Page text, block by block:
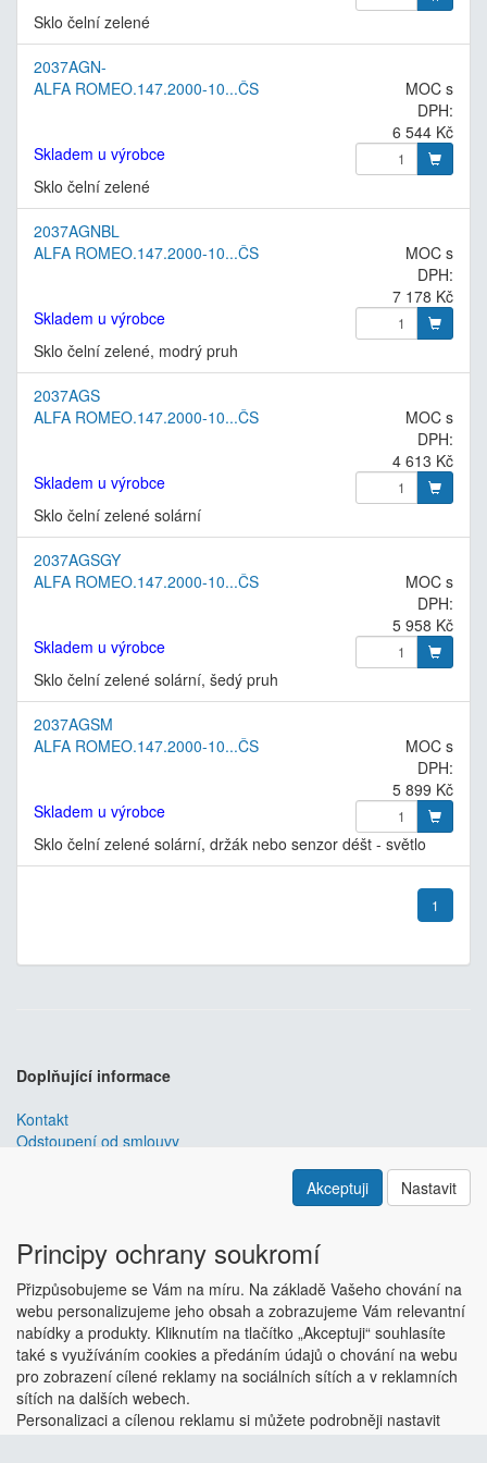
Sklo čelní zelené
2037AGN-
ALFA ROMEO.147.2000-10...ČS
MOC s
DPH:
6 544 Kč
Skladem u výrobce
Sklo čelní zelené
2037AGNBL
ALFA ROMEO.147.2000-10...ČS
MOC s
DPH:
7 178 Kč
Skladem u výrobce
Sklo čelní zelené, modrý pruh
2037AGS
ALFA ROMEO.147.2000-10...ČS
MOC s
DPH:
4 613 Kč
Skladem u výrobce
Sklo čelní zelené solární
2037AGSGY
ALFA ROMEO.147.2000-10...ČS
MOC s
DPH:
5 958 Kč
Skladem u výrobce
Sklo čelní zelené solární, šedý pruh
2037AGSM
ALFA ROMEO.147.2000-10...ČS
MOC s
DPH:
5 899 Kč
Skladem u výrobce
Sklo čelní zelené solární, držák nebo senzor déšt - světlo
1
Doplňující informace
Kontakt
Odstoupení od smlouvy
je nejlepším řešením e-commerce pro informační
ESHOP dodáváme předpřipravený s uživatelsky příjemnou
responzivní šablonou, která se dá upravit a optimalizovat na míru.
Hlavní výhody? Přehlednost, intuitivní ovládání, administrace a
data ve Vaší ABŘE. Chci zjistit více
Copyright © ABRA Software a.s. 2018
Akceptuji Nastavit
Principy ochrany soukromí
Přizpůsobujeme se Vám na míru. Na základě Vašeho chování na
webu personalizujeme jeho obsah a zobrazujeme Vám relevantní
nabídky a produkty. Kliknutím na tlačítko „Akceptuji“ souhlasíte
také s využíváním cookies a předáním údajů o chování na webu
pro zobrazení cílené reklamy na sociálních sítích a v reklamních
sítích na dalších webech.
Personalizaci a cílenou reklamu si můžete podrobněji nastavit